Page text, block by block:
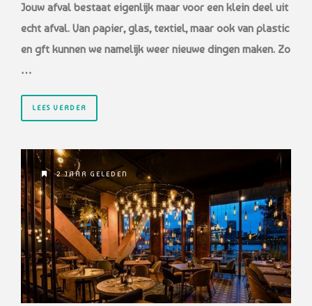
Jouw afval bestaat eigenlijk maar voor een klein deel uit
echt afval. Van papier, glas, textiel, maar ook van plastic
en gft kunnen we namelijk weer nieuwe dingen maken. Zo
…
LEES VERDER
2 JAAR GELEDEN